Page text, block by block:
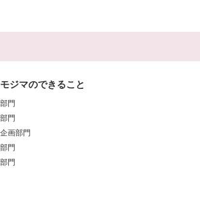
ジマのできること
門
門
画部門
門
門